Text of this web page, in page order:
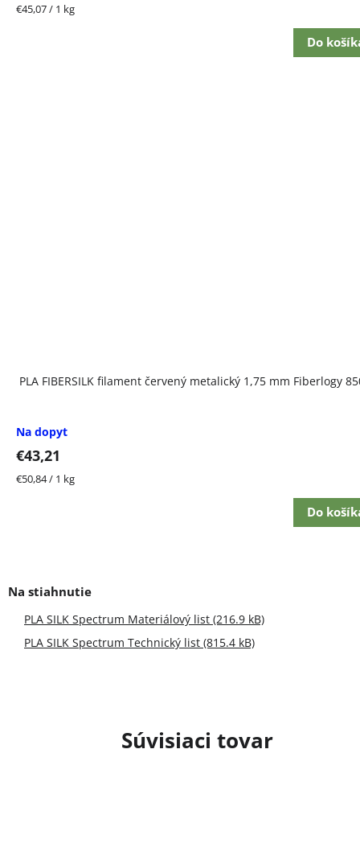
Súvisiaci tovar
Jednotková
€45,07 / 1 kg
Do
PLA FIBERSILK filament červený metalický 1,75 mm Fiberlogy
Na dopyt
€43,21
Jednotková
€50,84 / 1 kg
Do
PLA SILK Spectrum Materiálový list (216.9 kB)
PLA SILK Spectrum Technický list (815.4 kB)